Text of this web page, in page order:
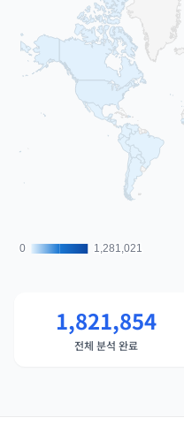
0
0 1,281,021
1,281,021
1,821,854
전체 분석 완료